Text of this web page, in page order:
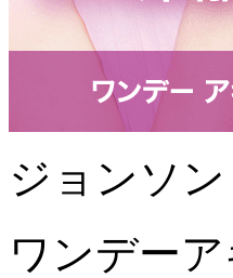
ジョンソ
ワンデー